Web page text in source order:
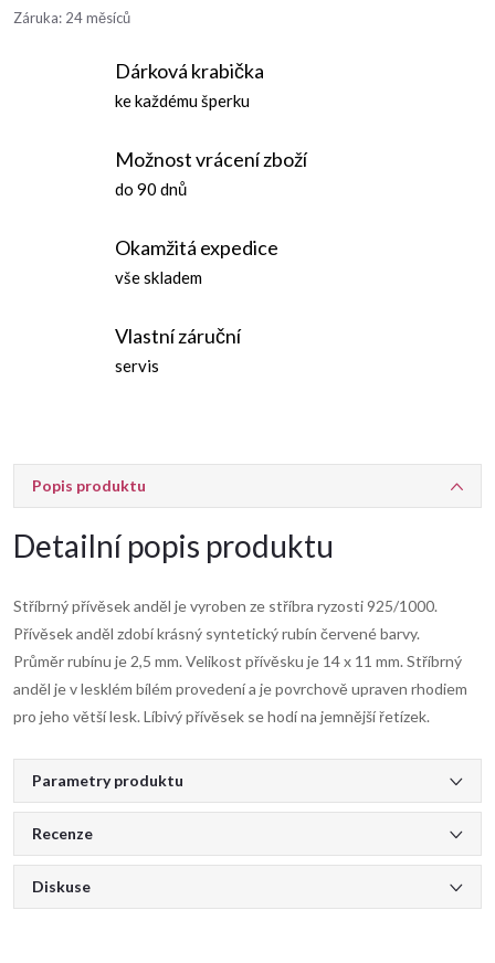
Záruka: 24 měsíců
Dárková krabička
ke každému šperku
Možnost vrácení zboží
do 90 dnů
Okamžitá expedice
vše skladem
Vlastní záruční
servis
Popis produktu
Detailní popis produktu
Stříbrný přívěsek anděl je vyroben ze stříbra ryzosti 925/1000.
Přívěsek anděl zdobí krásný syntetický rubín červené barvy.
Průměr rubínu je 2,5 mm. Velikost přívěsku je 14 x 11 mm. Stříbrný
anděl je v lesklém bílém provedení a je povrchově upraven rhodiem
pro jeho větší lesk. Líbivý přívěsek se hodí na jemnější řetízek.
Parametry produktu
Recenze
Diskuse